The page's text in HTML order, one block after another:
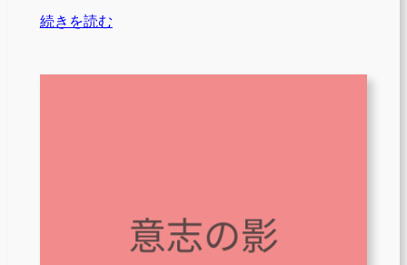
続きを読む